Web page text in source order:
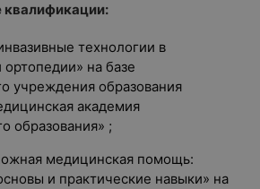
технологии в
на базе
учреждения образования
академия
образования» ;
медицинская помощь:
и практические навыки» на